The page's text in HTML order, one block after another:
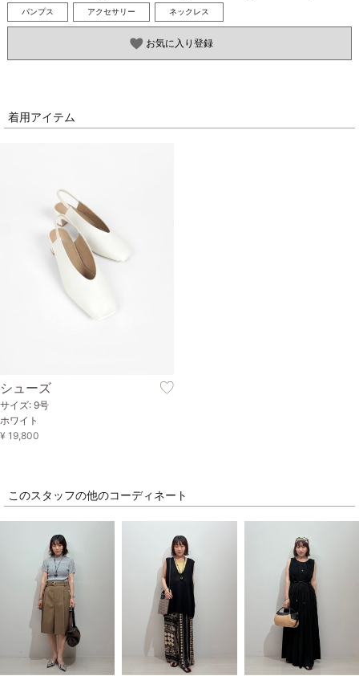
パンプス アクセサリー ネックレス
お気に入り登録
着用アイテム
シューズ
サイズ: 9号
ホワイト
¥ 19,800
このスタッフの他のコーディネート